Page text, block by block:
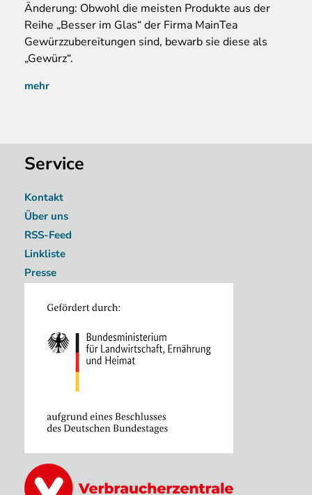
Änderung: Obwohl die meisten Produkte aus der
Reihe „Besser im Glas“ der Firma MainTea
Gewürzzubereitungen sind, bewarb sie diese als
„Gewürz“.
mehr
Image
Service
Kontakt
Über uns
RSS-Feed
Linkliste
Presse